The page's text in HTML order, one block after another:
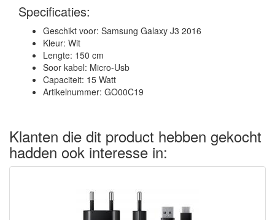
Specificaties:
Geschikt voor: Samsung Galaxy J3 2016
Kleur: Wit
Lengte: 150 cm
Soor kabel: Micro-Usb
Capaciteit: 15 Watt
Artikelnummer: GO00C19
Klanten die dit product hebben gekocht
hadden ook interesse in: